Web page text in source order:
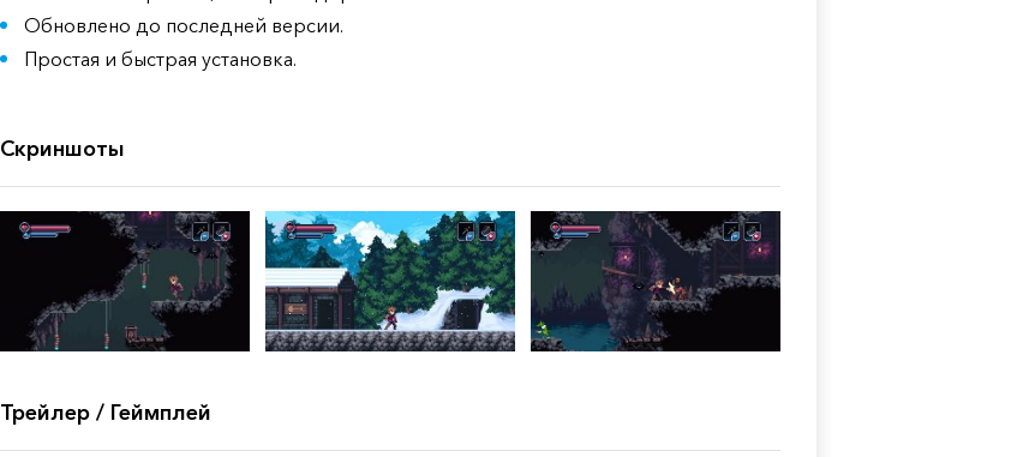
Обновлено до последней версии.
Простая и быстрая установка.
Скриншоты
Трейлер / Геймплей